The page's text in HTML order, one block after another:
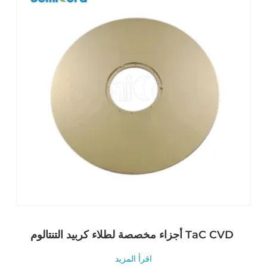
أجزاء مخصصة لطلاء كربيد التنتالوم TaC CVD
اقرأ المزيد